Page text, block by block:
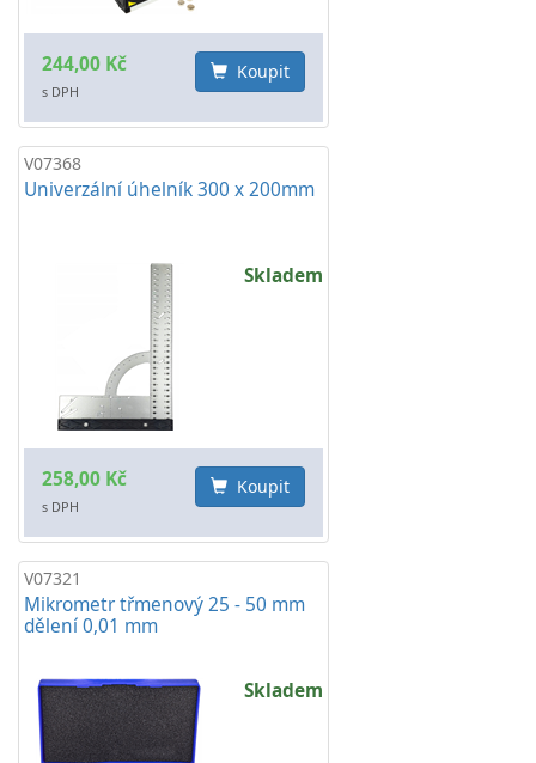
244,00 Kč
s DPH
Koupit
V07368
Univerzální úhelník 300 x 200mm
Skladem
258,00 Kč
s DPH
Koupit
V07321
Mikrometr třmenový 25 - 50 mm
dělení 0,01 mm
Skladem